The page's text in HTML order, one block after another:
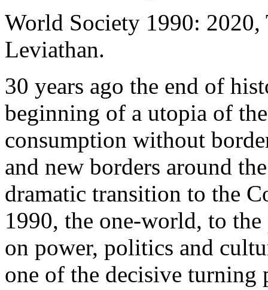
World Society 1990: 2020,
Leviathan.
30 years ago the end of
beginning of a utopia of
consumption without
and new borders around
dramatic transition to the
1990, the one-world, to the
on power, politics and
one of the decisive turning